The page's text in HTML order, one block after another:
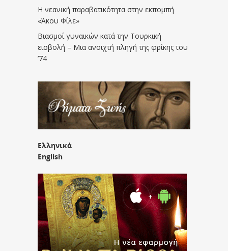
Η νεανική παραβατικότητα στην εκπομπή
«Άκου Φίλε»
Βιασμοί γυναικών κατά την Τουρκική
εισβολή – Μια ανοιχτή πληγή της φρίκης του
’74
Ελληνικά
English